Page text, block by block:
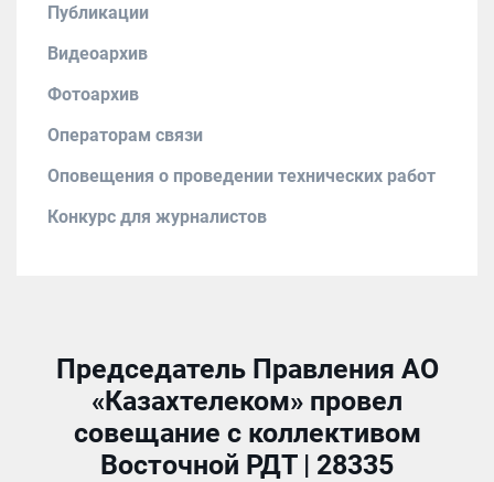
Публикации
Видеоархив
Фотоархив
Операторам связи
Оповещения о проведении технических работ
Конкурс для журналистов
Председатель Правления АО
«Казахтелеком» провел
совещание с коллективом
Восточной РДТ | 28335